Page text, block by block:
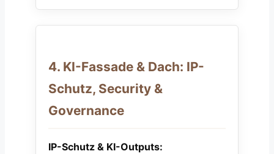
4. KI-Fassade & Dach: IP-
Schutz, Security &
Governance
IP-Schutz & KI-Outputs: